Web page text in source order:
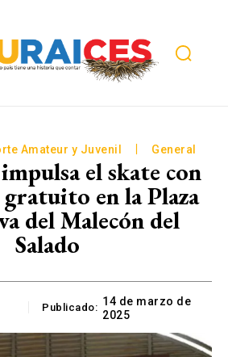
Amateur y Juvenil General
el skate con
en la Plaza
del Malecón del
Salado
Publicado: 14 de marzo de
2025